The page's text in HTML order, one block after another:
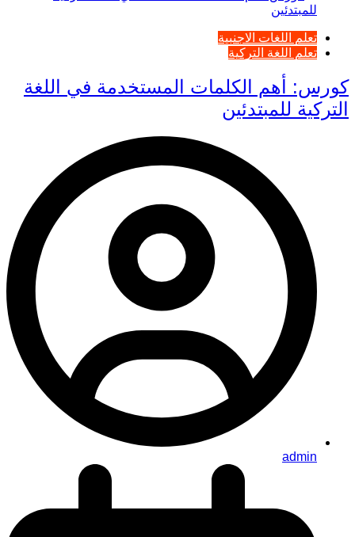
تعلم اللغات الاجنبية
تعلم اللغة التركية
كورس: أهم الكلمات المستخدمة في اللغة
التركية للمبتدئين
admin